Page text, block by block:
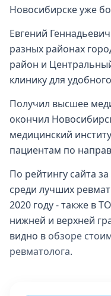
Новосибирске уже
Евгений
разных районах
район и
клинику для
Получил высшее
окончил
медицинский
пациентам по
По рейтингу сайта
среди лучших
2020 году - также в
нижней и верхней
видно в обзоре
ревматолога.